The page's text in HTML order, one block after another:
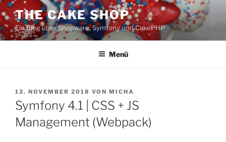
Zum
Inhalt
springen
THE CAKE SHOP
Ein Blog über Shopware, Symfony und CakePHP
Menü
VERÖFFENTLICHT
AM
12. NOVEMBER 2018 VON MICHA
Symfony 4.1 | CSS + JS
Management (Webpack)